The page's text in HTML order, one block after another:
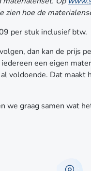
zien hoe de
per stuk inclusief btw.
dan kan de prijs
een eigen
voldoende. Dat maakt
we graag samen wat